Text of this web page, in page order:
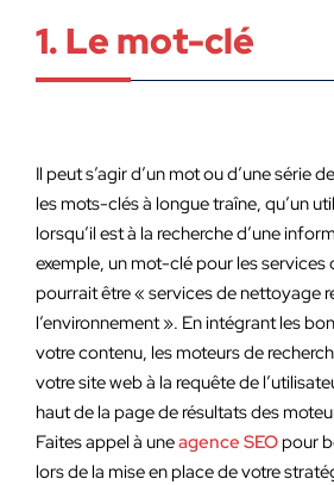
1. Le mot-clé
Il peut s’agir d’un mot ou d’une série
les mots-clés à longue traîne, qu’un
lorsqu’il est à la recherche d’une
exemple, un mot-clé pour les
pourrait être « services de nettoyage
l’environnement ». En intégrant les
votre contenu, les moteurs de
votre site web à la requête de
haut de la page de résultats des
Faites appel à uneagence SEO pour
lors de la mise en place de votre